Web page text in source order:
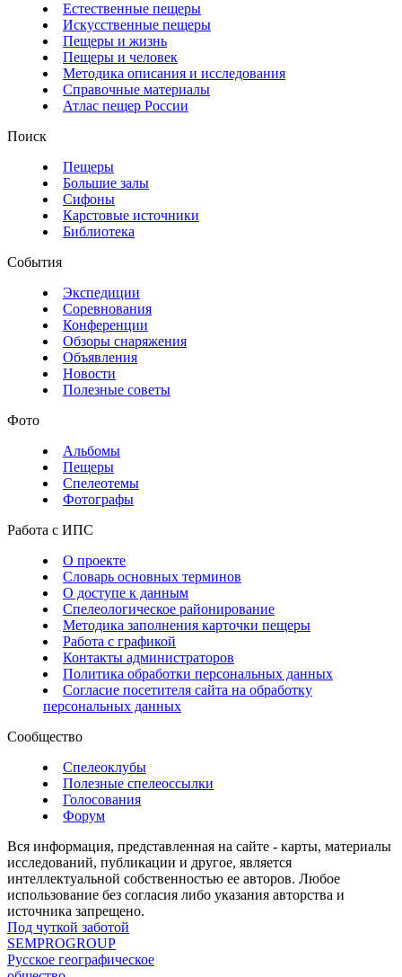
Естественные пещеры
Искусственные пещеры
Пещеры и жизнь
Пещеры и человек
Методика описания и исследования
Справочные материалы
Атлас пещер России
Поиск
Пещеры
Большие залы
Сифоны
Карстовые источники
Библиотека
События
Экспедиции
Соревнования
Конференции
Обзоры снаряжения
Объявления
Новости
Полезные советы
Фото
Альбомы
Пещеры
Спелеотемы
Фотографы
Работа с ИПС
О проекте
Словарь основных терминов
О доступе к данным
Спелеологическое районирование
Методика заполнения карточки пещеры
Работа с графикой
Контакты администраторов
Политика обработки персональных данных
Согласие посетителя сайта на обработку
персональных данных
Сообщество
Спелеоклубы
Полезные спелеоссылки
Голосования
Форум
Вся информация, представленная на сайте - карты, материалы
исследований, публикации и другое, является
интеллектуальной собственностью ее авторов. Любое
использование без согласия либо указания авторства и
источника запрещено.
Под чуткой заботой
SEMPROGROUP
Русское географическое